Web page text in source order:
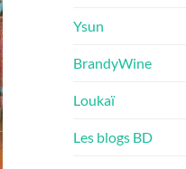
Ysun
BrandyWine
Loukaï
Les blogs BD